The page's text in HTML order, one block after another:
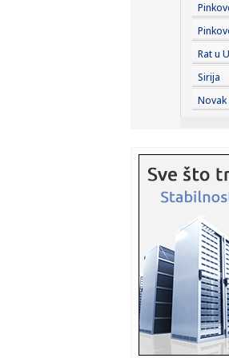
14:30:Ko
14:29:
14:29:
njegov
14:24:
problem
14:22:
14:18:Na
14:14:Na
znaju
14:11:
Rat u
Sirija